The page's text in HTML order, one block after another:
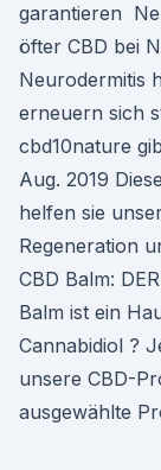
garantieren
öfter CBD bei
Neurodermitis
erneuern sich
cbd10nature
Aug. 2019
helfen sie
Regeneration
CBD Balm:
Balm ist ein
Cannabidiol ?
unsere CBD-
ausgewählte